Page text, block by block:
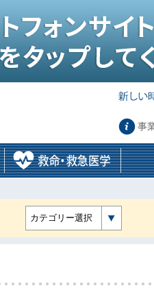
事
カテゴリー選択